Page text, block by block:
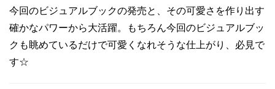
今回のビジュアルブックの発売と、その可愛さを作り出す
確かなパワーから大活躍。もちろん今回のビジュアルブッ
クも眺めているだけで可愛くなれそうな仕上がり、必見で
す☆